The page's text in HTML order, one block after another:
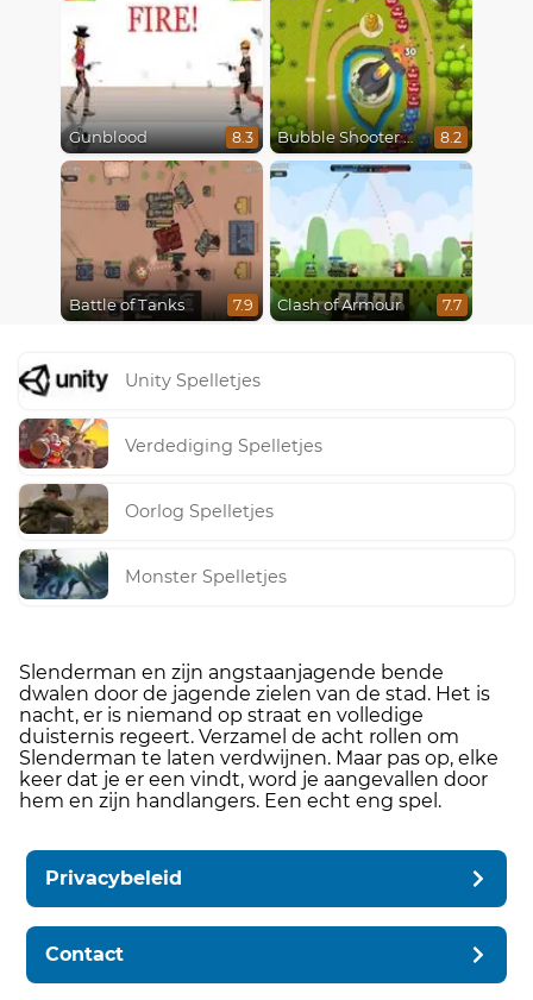
Gunblood 8.3 Bubble Shooter Online 8.2
Battle of Tanks 7.9 Clash of Armour 7.7
Unity Spelletjes
Verdediging Spelletjes
Oorlog Spelletjes
Monster Spelletjes
Slenderman en zijn angstaanjagende bende
dwalen door de jagende zielen van de stad. Het is
nacht, er is niemand op straat en volledige
duisternis regeert. Verzamel de acht rollen om
Slenderman te laten verdwijnen. Maar pas op, elke
keer dat je er een vindt, word je aangevallen door
hem en zijn handlangers. Een echt eng spel.
Privacybeleid
Contact